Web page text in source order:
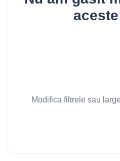
Modifica filtrele sau